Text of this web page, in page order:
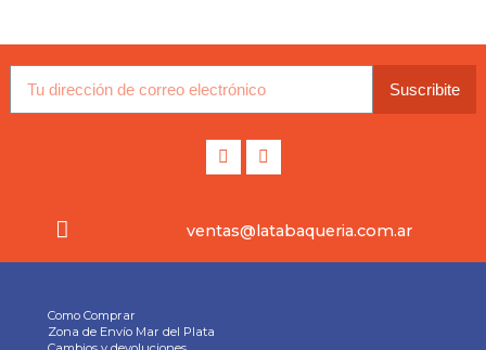
Suscribite
ventas@latabaqueria.com.ar
Como Comprar
Zona de Envío Mar del Plata